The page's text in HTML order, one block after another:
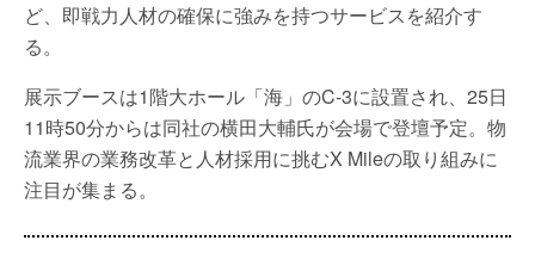
ど、即戦力人材の確保に強みを持つサービスを紹介す
る。
展示ブースは1階大ホール「海」のC-3に設置され、25日
11時50分からは同社の横田大輔氏が会場で登壇予定。物
流業界の業務改革と人材採用に挑むX Mileの取り組みに
注目が集まる。